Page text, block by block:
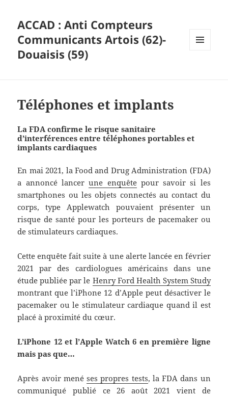
ACCAD : Anti Compteurs
Communicants Artois (62)-
Douaisis (59)
Téléphones et implants
La FDA confirme le risque sanitaire
d’interférences entre téléphones portables et
implants cardiaques
En mai 2021, la Food and Drug Administration (FDA)
a annoncé lancerune enquêtepour savoir si les
smartphones ou les objets connectés au contact du
corps, type Applewatch pouvaient présenter un
risque de santé pour les porteurs de pacemaker ou
de stimulateurs cardiaques.
Cette enquête fait suite à une alerte lancée en février
2021 par des cardiologues américains dans une
étude publiée par le Henry Ford Health System Study
montrant que l’iPhone 12 d’Apple peut désactiver le
pacemaker ou le stimulateur cardiaque quand il est
placé à proximité du cœur.
L’iPhone 12 et l’Apple Watch 6 en première ligne
mais pas que…
Après avoir menéses propres tests, la FDA dans un
communiqué publié ce 26 août 2021 vient de